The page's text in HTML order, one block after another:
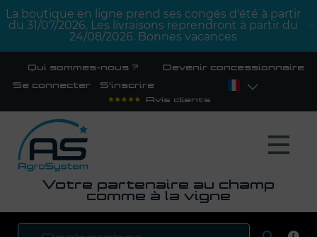
La boutique en ligne prend ses congés d'été à partir
du 31/07/2026. Les livraisons reprendront à partir du
24/08/2026. Bonnes vacances
Qui sommes-nous ? Devenir concessionnaire
Se connecter
S'inscrire
Avis clients
Votre partenaire au champ
comme à la vigne